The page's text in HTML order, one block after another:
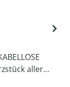
aller…